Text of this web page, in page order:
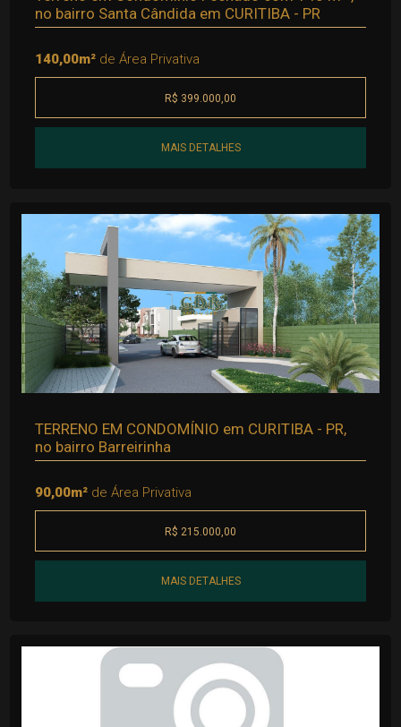
no bairro Santa Cândida em CURITIBA - PR
140,00m²de Área Privativa
R$ 399.000,00
MAIS DETALHES
TERRENO EM CONDOMÍNIO em CURITIBA - PR,
no bairro Barreirinha
90,00m²de Área Privativa
R$ 215.000,00
MAIS DETALHES